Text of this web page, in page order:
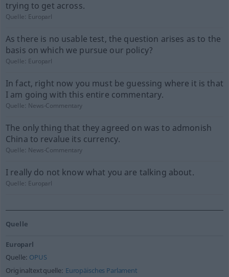
trying to get across.
Quelle: Europarl
As there is no usable test, the question arises as to the
basis on which we pursue our policy?
Quelle: Europarl
In fact, right now you must be guessing where it is that
I am going with this entire commentary.
Quelle: News-Commentary
The only thing that they agreed on was to admonish
China to revalue its currency.
Quelle: News-Commentary
I really do not know what you are talking about.
Quelle: Europarl
Quelle
Europarl
Quelle: OPUS
Originaltextquelle: Europäisches Parlament